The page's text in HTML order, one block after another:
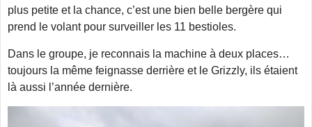
plus petite et la chance, c’est une bien belle bergère qui
prend le volant pour surveiller les 11 bestioles.
Dans le groupe, je reconnais la machine à deux places…
toujours la même feignasse derrière et le Grizzly, ils étaient
là aussi l’année dernière.